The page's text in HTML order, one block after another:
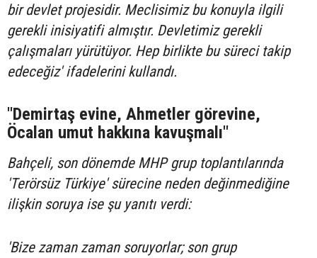
bir devlet projesidir. Meclisimiz bu konuyla ilgili
gerekli inisiyatifi almıştır. Devletimiz gerekli
çalışmaları yürütüyor. Hep birlikte bu süreci takip
edeceğiz' ifadelerini kullandı.
"Demirtaş evine, Ahmetler görevine,
Öcalan umut hakkına kavuşmalı"
Bahçeli, son dönemde MHP grup toplantılarında
'Terörsüz Türkiye' sürecine neden değinmediğine
ilişkin soruya ise şu yanıtı verdi:
'Bize zaman zaman soruyorlar; son grup